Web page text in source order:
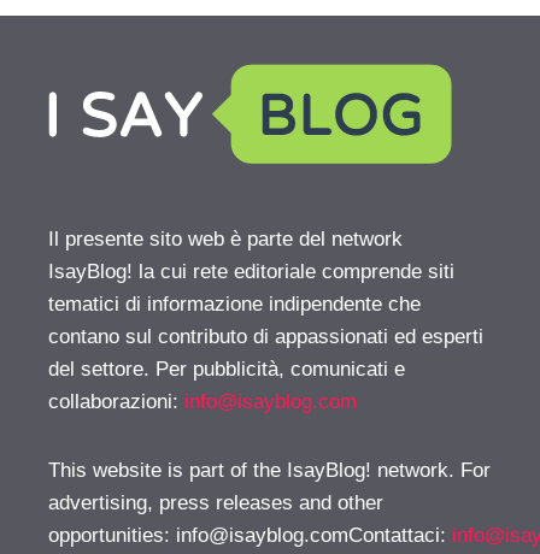
Il presente sito web è parte del network
IsayBlog! la cui rete editoriale comprende siti
tematici di informazione indipendente che
contano sul contributo di appassionati ed esperti
del settore. Per pubblicità, comunicati e
collaborazioni: info@isayblog.com
This website is part of the IsayBlog! network. For
advertising, press releases and other
opportunities: info@isayblog.comContattaci: